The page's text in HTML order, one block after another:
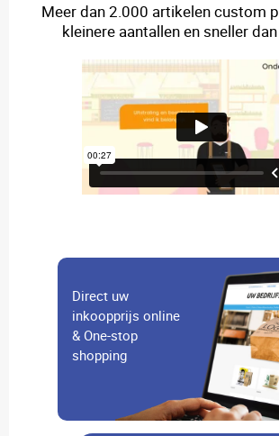
Meer dan 2.000 artikelen custom
kleinere aantallen en sneller
Direct uw
inkoopprijs online
& One-stop
shopping